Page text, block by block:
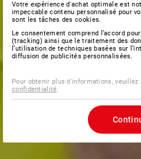
Votre expérience d'achat optimale est
impeccable contenu personnalisé pour
sont les tâches des cookies.
Le consentement comprend l’accord
(tracking) ainsi que le traitement des
l’utilisation de techniques basées sur
diffusion de publicités personnalisées.
Pour obtenir plus d'informations, veuillez
confidentialité.